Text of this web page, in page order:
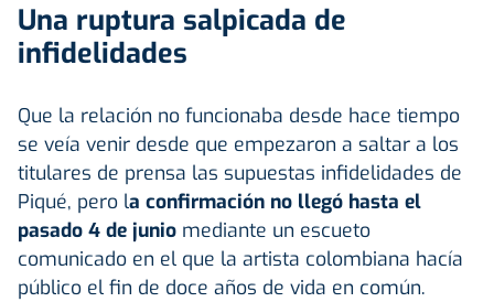
Una ruptura salpicada de
infidelidades
Que la relación no funcionaba desde hace tiempo
se veía venir desde que empezaron a saltar a los
titulares de prensa las supuestas infidelidades de
Piqué, pero la confirmación no llegó hasta el
pasado 4 de junio mediante un escueto
comunicado en el que la artista colombiana hacía
público el fin de doce años de vida en común.